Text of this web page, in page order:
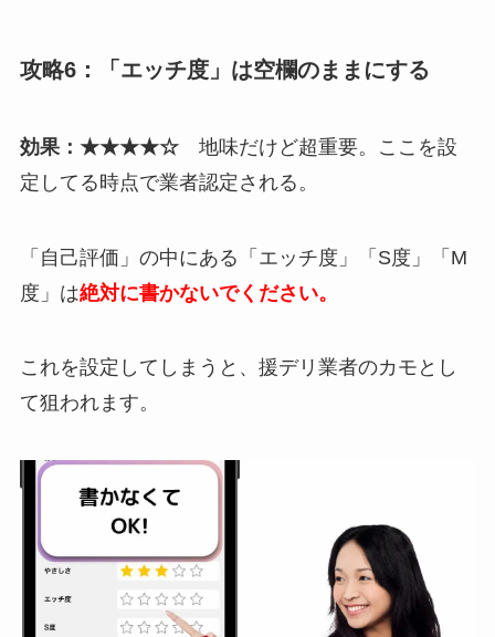
攻略6：「エッチ度」は空欄のままにする
効果：★★★★☆地味だけど超重要。ここを設
定してる時点で業者認定される。
「自己評価」の中にある「エッチ度」「S度」「M
度」は絶対に書かないでください。
これを設定してしまうと、援デリ業者のカモとし
て狙われます。